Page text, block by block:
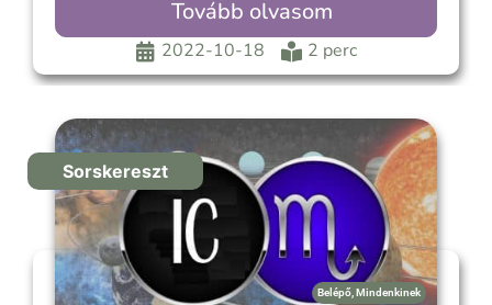
helyen letelepedned. Ideális helyzet lehet, hogy
több állandó hely között mozogsz. Minden, amit
gondolsz, hiszel és megélsz, nagyléptékű és
Tovább olvasom
2022-10-18 2 perc
Sorskereszt
Belépő Mindenkinek